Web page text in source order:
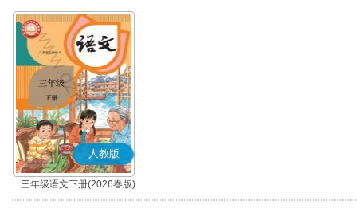
人教版
三年级语文下册(2026春版)
(部编版)